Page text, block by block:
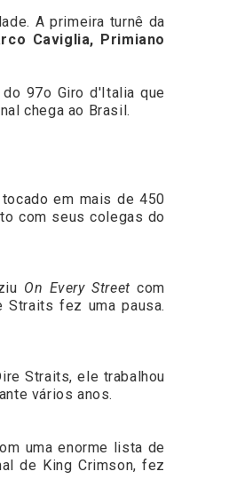
A primeira turnê da
Caviglia, Primiano
97o Giro d'Italia que
chega ao Brasil.
em mais de 450
com seus colegas do
On Every Street com
Straits fez uma pausa.
Straits, ele trabalhou
vários anos.
uma enorme lista de
de King Crimson, fez